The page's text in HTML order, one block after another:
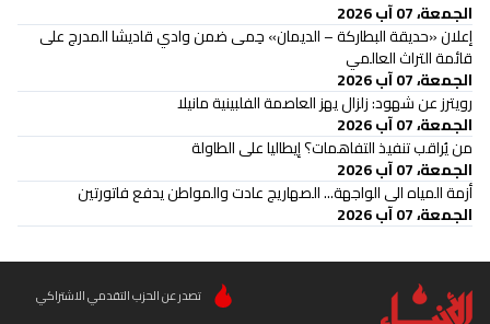
الجمعة، 07 آب 2026
إعلان «حديقة البطاركة – الديمان» حِمى ضمن وادي قاديشا المدرج على
قائمة التراث العالمي
الجمعة، 07 آب 2026
رويترز عن شهود: زلزال يهز العاصمة الفلبينية مانيلا
الجمعة، 07 آب 2026
من يُراقب تنفيذ التفاهمات؟ إيطاليا على الطاولة
الجمعة، 07 آب 2026
أزمة المياه الى الواجهة... الصهاريج عادت والمواطن يدفع فاتورتين
الجمعة، 07 آب 2026
تصدر عن الحزب التقدمي الاشتراكي